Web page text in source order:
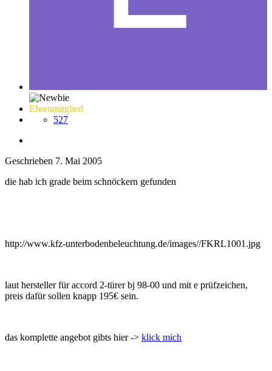
Ehrenmitglied
527
Geschrieben 7. Mai 2005
die hab ich grade beim schnöckern gefunden
http://www.kfz-unterbodenbeleuchtung.de/images//FKRL1001.jpg
laut hersteller für accord 2-türer bj 98-00 und mit e prüfzeichen,
preis dafür sollen knapp 195€ sein.
das komplette angebot gibts hier -> klick mich